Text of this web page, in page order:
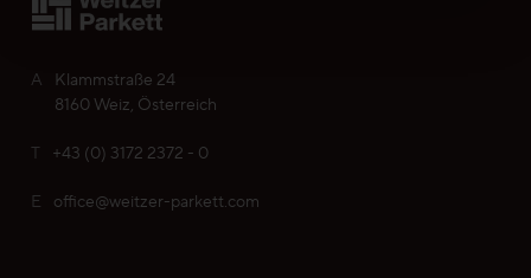
Treppen & Stiegen
A Klammstraße 24
8160 Weiz, Österreich
T +43 (0) 3172 2372 - 0
E office@weitzer-parkett.com